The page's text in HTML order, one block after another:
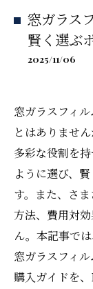
窓ガラス
賢く選ぶ
2025/11/06
窓ガラスフィ
とはありませ
多彩な役割を
ように選び、
す。また、さ
方法、費用対
ん。本記事で
窓ガラスフィ
購入ガイドを